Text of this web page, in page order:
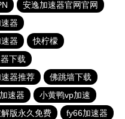
安逸加速器官网官网
器
器
快柠檬
下载
器推荐
佛跳墙下载
速器
小黄鸭vp加速
版永久免费 fy66加速器